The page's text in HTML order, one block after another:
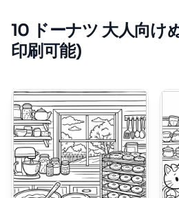
10 ドーナツ 大人向け
印刷可能)